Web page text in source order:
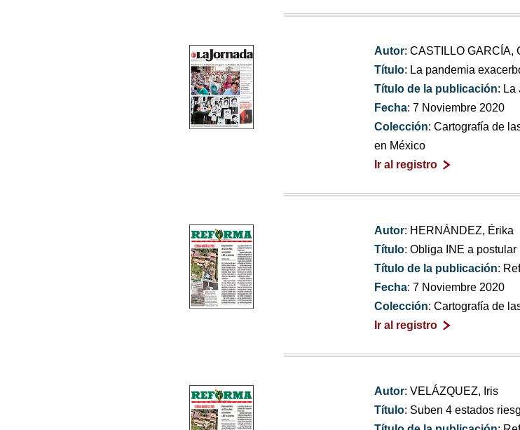
Autor: CASTILLO GARCÍA,
Título: La pandemia
Título de la publicación: La
Fecha: 7 Noviembre 2020
Colección: Cartografía de
en México
Ir al registro
Autor: HERNÁNDEZ, Érika
Título: Obliga INE a
Título de la publicación:
Fecha: 7 Noviembre 2020
Colección: Cartografía de
Ir al registro
Autor: VELÁZQUEZ, Iris
Título: Suben 4 estados